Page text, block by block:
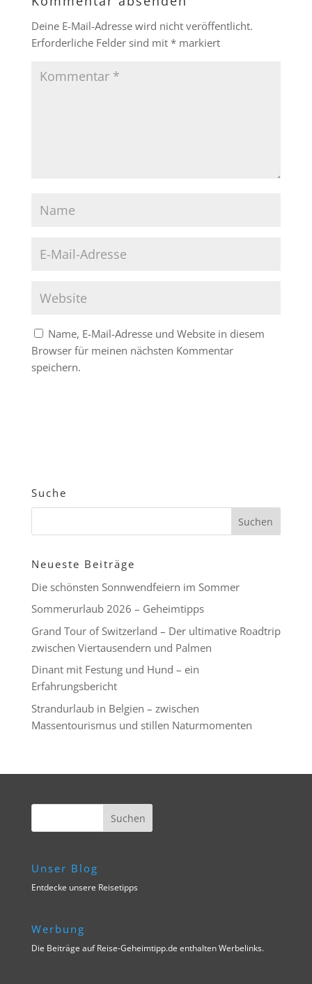
Deine E-Mail-Adresse wird nicht veröffentlicht.
Erforderliche Felder sind mit *markiert
Name, E-Mail-Adresse und Website in diesem
Browser für meinen nächsten Kommentar
speichern.
Suche
Neueste Beiträge
Die schönsten Sonnwendfeiern im Sommer
Sommerurlaub 2026 – Geheimtipps
Grand Tour of Switzerland – Der ultimative Roadtrip
zwischen Viertausendern und Palmen
Dinant mit Festung und Hund – ein
Erfahrungsbericht
Strandurlaub in Belgien – zwischen
Massentourismus und stillen Naturmomenten
Unser Blog
Entdecke unsere Reisetipps
Werbung
Die Beiträge auf Reise-Geheimtipp.de enthalten Werbelinks.